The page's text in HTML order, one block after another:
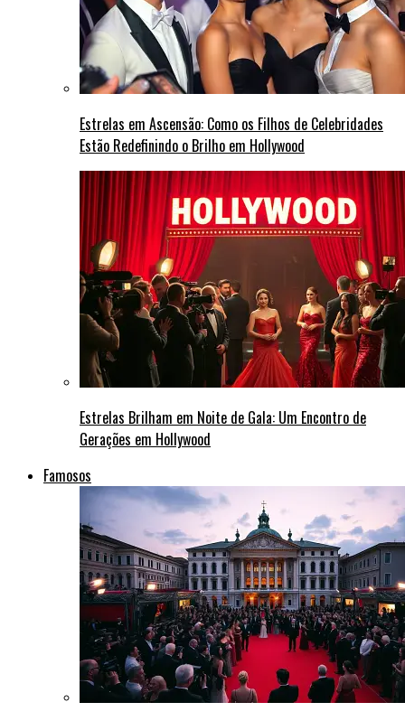
Estrelas em Ascensão: Como os Filhos de Celebridades
Estão Redefinindo o Brilho em Hollywood
Estrelas Brilham em Noite de Gala: Um Encontro de
Gerações em Hollywood
Famosos